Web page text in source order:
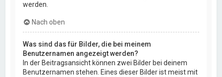
werden.
Nach oben
Was sind das für Bilder, die bei meinem
Benutzernamen angezeigt werden?
In der Beitragsansicht können zwei Bilder bei deinem
Benutzernamen stehen. Eines dieser Bilder ist meist mit